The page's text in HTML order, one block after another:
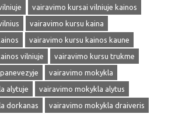
vairavimo kursai vilniuje kainos
vairavimo kursu kaina
vairavimo kursu kainos kaune
vilniuje
vairavimo kursu trukme
vairavimo mokykla
alytuje
vairavimo mokykla alytus
dorkanas
vairavimo mokykla draiveris